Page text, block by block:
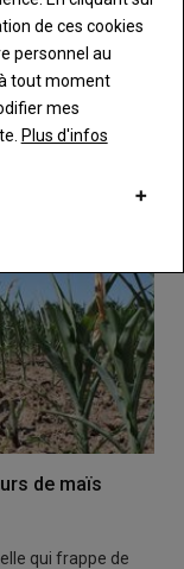
de maïs
qui frappe de
de ces cookies
personnel au
tout moment
mes
Plus d'infos